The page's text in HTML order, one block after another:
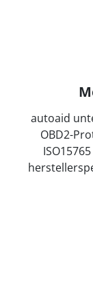
autoaid
OBD2-